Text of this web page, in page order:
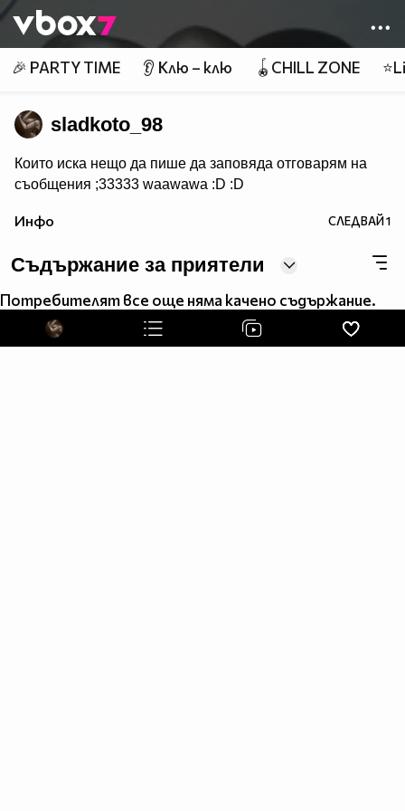
Member of
👾
🎉 PARTY TIME 👂 Клю – клю 🪀CHILL ZONE
sladkoto_98
Които иска нещо да пише да заповяда отговарям на
съобщения ;33333 waawawa :D :D
Инфо СЛЕДВАЙ1
Съдържание за приятели
Потребителят все още няма качено съдържание.